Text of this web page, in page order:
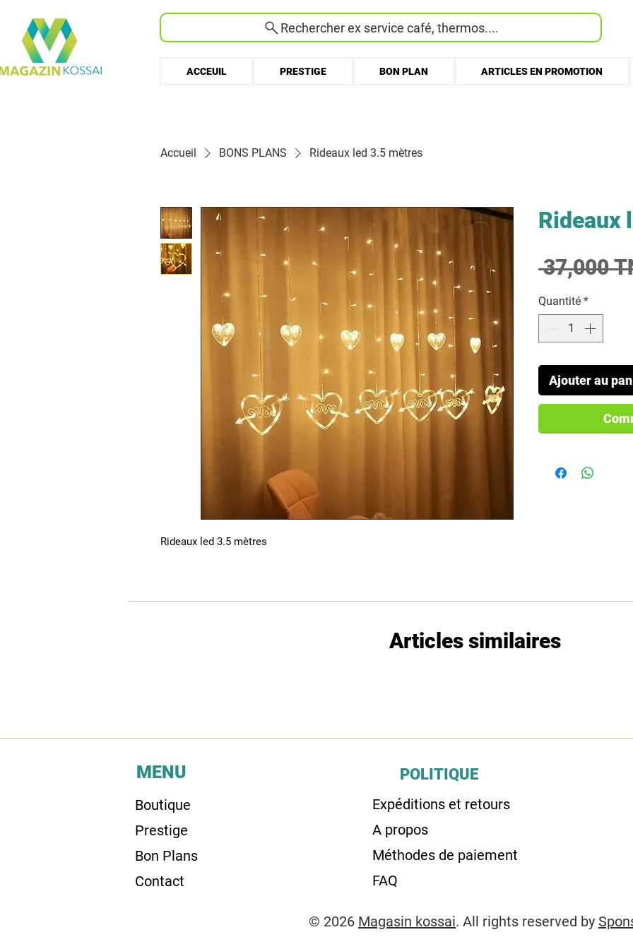
Rechercher ex service café, thermos....
ACCEUIL PRESTIGE BON PLAN ARTICLES EN PROMOTION
Accueil BONS PLANS Rideaux led 3.5 mètres
Rideaux led 3.5 mètres
Rideaux
37,000
Quantité *
Ajouter au
Articles similaires
MENU
Boutique
Prestige
Bon Plans
Contact
POLITIQUE
Expéditions et retours
A propos
Méthodes de paiement
FAQ
© 2026 Magasin kossai. All rights reserved by